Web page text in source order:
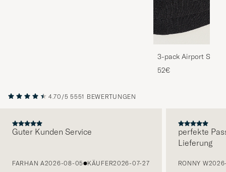
3-pack Airport
Melange
52€
4.70/5 5551 BEWERTUNGEN
Guter Kunden Service
FARHAN A2026-08-05 KÄUFER2026-07-27
perfekte
Lieferung
RONNY W